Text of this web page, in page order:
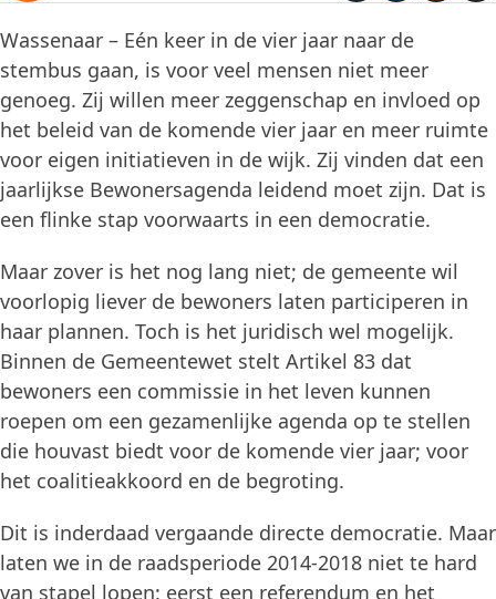
Wassenaar – Eén keer in de vier jaar naar de
stembus gaan, is voor veel mensen niet meer
genoeg. Zij willen meer zeggenschap en invloed op
het beleid van de komende vier jaar en meer ruimte
voor eigen initiatieven in de wijk. Zij vinden dat een
jaarlijkse Bewonersagenda leidend moet zijn. Dat is
een flinke stap voorwaarts in een democratie.
Maar zover is het nog lang niet; de gemeente wil
voorlopig liever de bewoners laten participeren in
haar plannen. Toch is het juridisch wel mogelijk.
Binnen de Gemeentewet stelt Artikel 83 dat
bewoners een commissie in het leven kunnen
roepen om een gezamenlijke agenda op te stellen
die houvast biedt voor de komende vier jaar; voor
het coalitieakkoord en de begroting.
Dit is inderdaad vergaande directe democratie. Maar
laten we in de raadsperiode 2014-2018 niet te hard
van stapel lopen: eerst een referendum en het